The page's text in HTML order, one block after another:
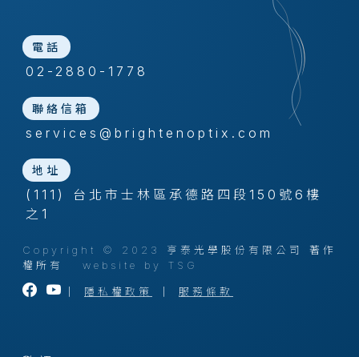
電話
02-2880-1778
聯絡信箱
services@brightenoptix.com
地址
(111) 台北市士林區承德路四段150號6樓
之1
Copyright © 2023 亨泰光學股份有限公司 著作
權所有 website by TSG
隱私權政策 服務條款